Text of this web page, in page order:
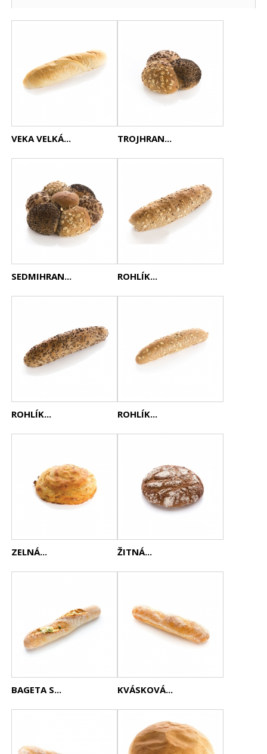
VEKA VELKÁ... TROJHRAN...
SEDMIHRAN... ROHLÍK...
ROHLÍK... ROHLÍK...
ZELNÁ... ŽITNÁ...
BAGETA S... KVÁSKOVÁ...